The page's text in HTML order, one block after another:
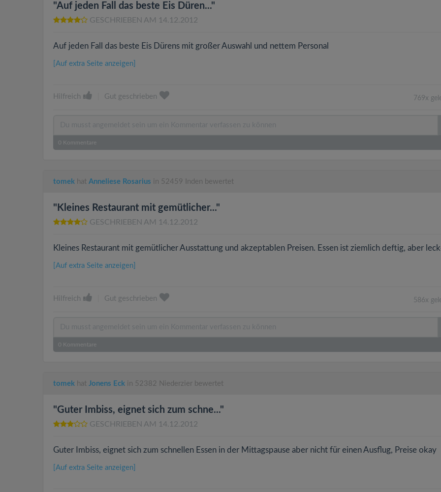
"Auf jeden Fall das beste Eis Düren..."
GESCHRIEBEN AM 14.12.2012
Auf jeden Fall das beste Eis Dürens mit großer Auswahl und nettem Personal
[Auf extra Seite anzeigen]
Hilfreich Gut geschrieben 769x
0 Kommentare
tomek hat Anneliese Rosarius in 52459 Inden bewertet
"Kleines Restaurant mit gemütlicher..."
GESCHRIEBEN AM 14.12.2012
Kleines Restaurant mit gemütlicher Ausstattung und akzeptablen Preisen. Essen ist ziemlich deftig, aber
[Auf extra Seite anzeigen]
Hilfreich Gut geschrieben 586x
0 Kommentare
tomek hat Jonens Eck in 52382 Niederzier bewertet
"Guter Imbiss, eignet sich zum schne..."
GESCHRIEBEN AM 14.12.2012
Guter Imbiss, eignet sich zum schnellen Essen in der Mittagspause aber nicht für einen Ausflug, Preise okay
[Auf extra Seite anzeigen]